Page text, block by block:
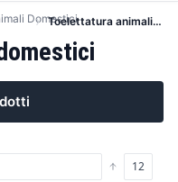
Domestici Toelettatura animali domestici